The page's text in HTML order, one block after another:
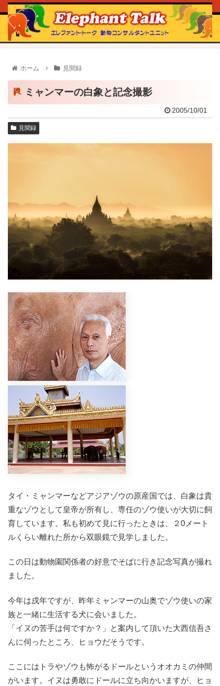
ホーム 見聞録
ミャンマーの白象と記念撮影
2005/10/01
見聞録
タイ・ミャンマーなどアジアゾウの原産国では、白象は貴
重なゾウとして皇帝が所有し、専任のゾウ使いが大切に飼
育しています。私も初めて見に行ったときは、２0メート
ルくらい離れた所から双眼鏡で見学しました。
この日は動物園関係者の好意でそばに行き記念写真が撮れ
ました。
今年は戌年ですが、昨年ミャンマーの山奥でゾウ使いの家
族と一緒に生活する犬に会いました。
「イヌの苦手は何ですか？」と案内して頂いた大西信吾さ
んに伺ったところ、ヒョウだそうです。
ここにはトラやゾウも怖がるドールというオオカミの仲間
がいます。イヌは勇敢にドールに立ち向かいますが、ヒョ